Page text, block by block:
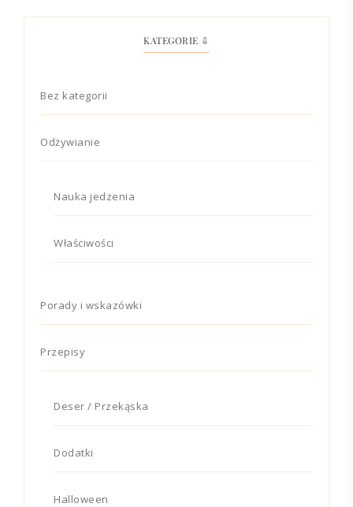
KATEGORIE ⇩
Bez kategorii
Odżywianie
Nauka jedzenia
Właściwości
Porady i wskazówki
Przepisy
Deser / Przekąska
Dodatki
Halloween